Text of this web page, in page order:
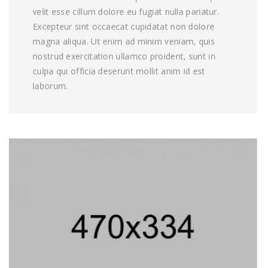
velit esse cillum dolore eu fugiat nulla pariatur.
Excepteur sint occaecat cupidatat non dolore
magna aliqua. Ut enim ad minim veniam, quis
nostrud exercitation ullamco proident, sunt in
culpa qui officia deserunt mollit anim id est
laborum.